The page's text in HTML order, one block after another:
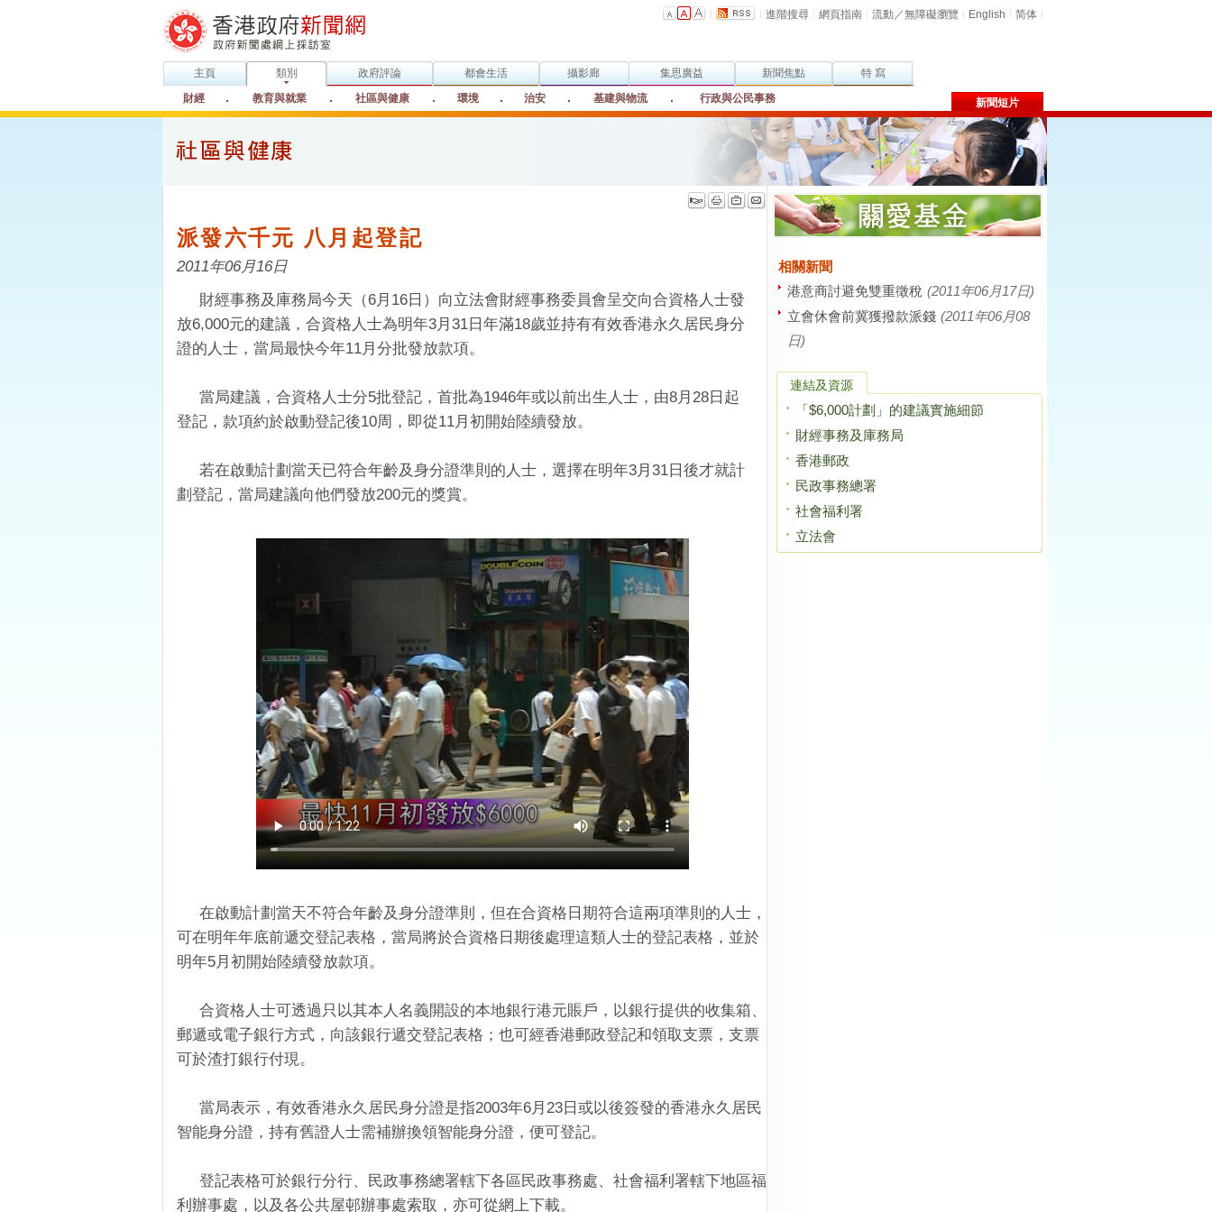
進階搜尋 網頁指南 流動／無障礙瀏覽 English 简体
主頁 類別 政府評論 都會生活 攝影廊 集思廣益 新聞焦點
特 寫
財經
教育與就業 社區與健康 環境 治安 基建與物流 行政與公民事務 新聞短片
派發六千元 八月起登記
2011年06月16日
財經事務及庫務局今天（6月16日）向立法會財經事務委員會呈交向合資格人士發
放6,000元的建議，合資格人士為明年3月31日年滿18歲並持有有效香港永久居民身分
證的人士，當局最快今年11月分批發放款項。
當局建議，合資格人士分5批登記，首批為1946年或以前出生人士，由8月28日起
登記，款項約於啟動登記後10周，即從11月初開始陸續發放。
若在啟動計劃當天已符合年齡及身分證準則的人士，選擇在明年3月31日後才就計
劃登記，當局建議向他們發放200元的獎賞。
在啟動計劃當天不符合年齡及身分證準則，但在合資格日期符合這兩項準則的人士，
可在明年年底前遞交登記表格，當局將於合資格日期後處理這類人士的登記表格，並於
明年5月初開始陸續發放款項。
合資格人士可透過只以其本人名義開設的本地銀行港元賬戶，以銀行提供的收集箱、
郵遞或電子銀行方式，向該銀行遞交登記表格；也可經香港郵政登記和領取支票，支票
可於渣打銀行付現。
當局表示，有效香港永久居民身分證是指2003年6月23日或以後簽發的香港永久居民
智能身分證，持有舊證人士需補辦換領智能身分證，便可登記。
登記表格可於銀行分行、民政事務總署轄下各區民政事務處、社會福利署轄下地區福
利辦事處，以及各公共屋邨辦事處索取，亦可從網上下載。
相關新聞
港意商討避免雙重徵稅 (2011年06月17日)
立會休會前冀獲撥款派錢 (2011年06月08
日)
連結及資源
「$6,000計劃」的建議實施細節
財經事務及庫務局
香港郵政
民政事務總署
社會福利署
立法會